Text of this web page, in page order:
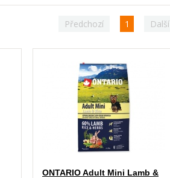
Předchozí 1 Další
ONTARIO Adult Mini Lamb &